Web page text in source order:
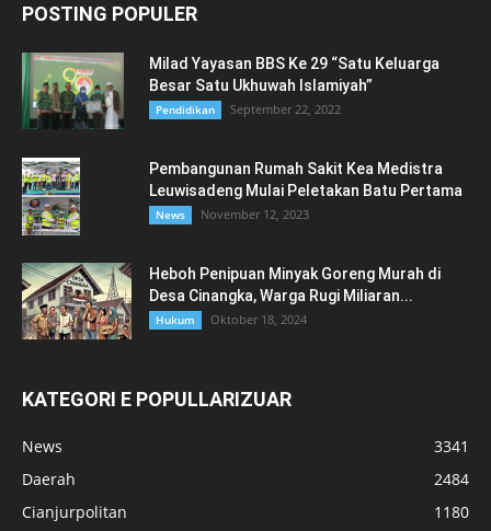
POSTING POPULER
Milad Yayasan BBS Ke 29 “Satu Keluarga
Besar Satu Ukhuwah Islamiyah”
Pendidikan September 22, 2022
Pembangunan Rumah Sakit Kea Medistra
Leuwisadeng Mulai Peletakan Batu Pertama
News November 12, 2023
Heboh Penipuan Minyak Goreng Murah di
Desa Cinangka, Warga Rugi Miliaran...
Hukum Oktober 18, 2024
KATEGORI E POPULLARIZUAR
News
3341
Daerah
2484
Cianjurpolitan
1180